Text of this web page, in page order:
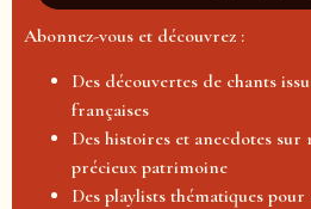
Abonnez-vous et découvrez :
Des découvertes de chants
françaises
Des histoires et anecdotes
précieux patrimoine
Des playlists thématiques